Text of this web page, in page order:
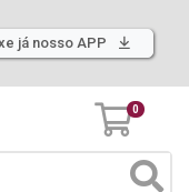
já nosso APP
0